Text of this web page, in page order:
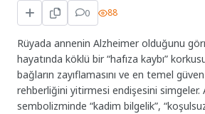
0 88
Rüyada annenin Alzheimer olduğunu
hayatında köklü bir “hafıza kaybı”
bağların zayıflamasını ve en temel güven
rehberliğini yitirmesi endişesini simgeler.
sembolizminde “kadim bilgelik”,